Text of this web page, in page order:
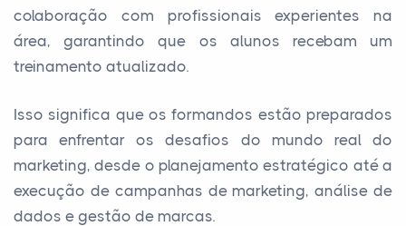
colaboração com profissionais experientes na
área, garantindo que os alunos recebam um
treinamento atualizado.
Isso significa que os formandos estão preparados
para enfrentar os desafios do mundo real do
marketing, desde o planejamento estratégico até a
execução de campanhas de marketing, análise de
dados e gestão de marcas.